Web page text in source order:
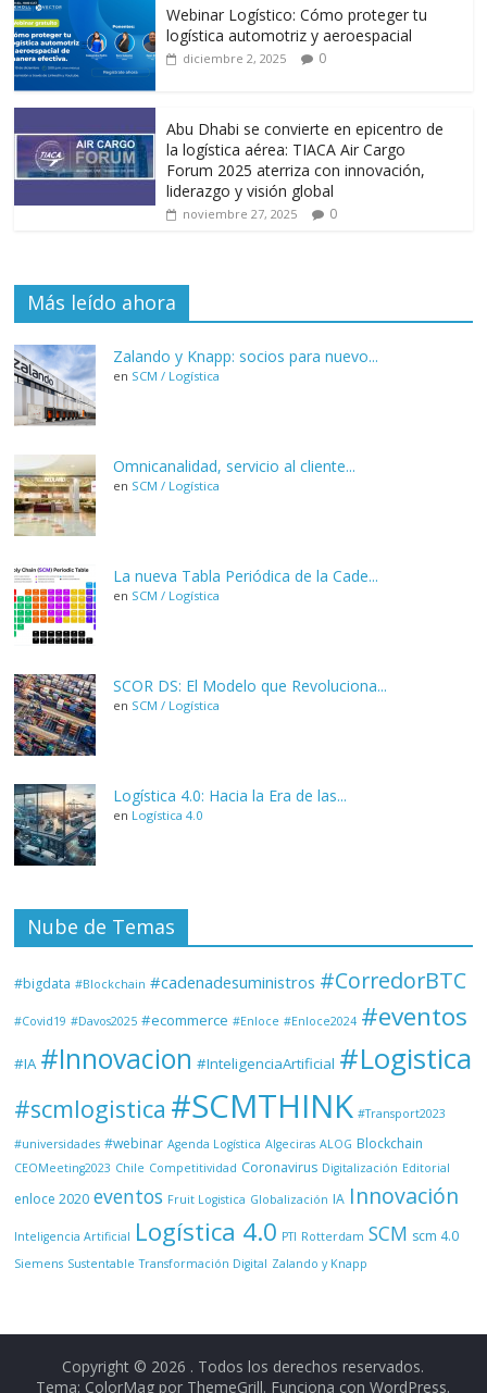
Webinar Logístico: Cómo proteger tu
logística automotriz y aeroespacial
diciembre 2, 2025 0
Abu Dhabi se convierte en epicentro de
la logística aérea: TIACA Air Cargo
Forum 2025 aterriza con innovación,
liderazgo y visión global
noviembre 27, 2025 0
Más leído ahora
Zalando y Knapp: socios para nuevo...
en SCM / Logística
Omnicanalidad, servicio al cliente...
en SCM / Logística
La nueva Tabla Periódica de la Cade...
en SCM / Logística
SCOR DS: El Modelo que Revoluciona...
en SCM / Logística
Logística 4.0: Hacia la Era de las...
en Logística 4.0
Nube de Temas
#bigdata #Blockchain #cadenadesuministros #CorredorBTC
#Covid19 #Davos2025 #ecommerce #Enloce #Enloce2024 #eventos
#IA #Innovacion #InteligenciaArtificial #Logistica
#scmlogistica #SCMTHINK #Transport2023
#universidades #webinar Agenda Logística Algeciras ALOG Blockchain
CEOMeeting2023 Chile Competitividad Coronavirus Digitalización Editorial
enloce 2020 eventos Fruit Logistica Globalización IA Innovación
Inteligencia Artificial Logística 4.0 PTI Rotterdam SCM scm 4.0
Siemens Sustentable Transformación Digital Zalando y Knapp
Copyright © 2026 . Todos los derechos reservados.
Tema: ColorMag por ThemeGrill. Funciona conWordPress.